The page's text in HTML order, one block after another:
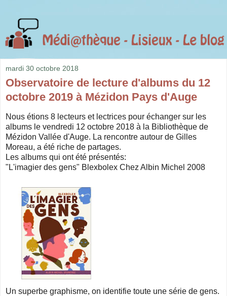
mardi 30 octobre 2018
Observatoire de lecture d'albums du 12
octobre 2019 à Mézidon Pays d'Auge
Nous étions 8 lecteurs et lectrices pour échanger sur les
albums le vendredi 12 octobre 2018 à la Bibliothèque de
Mézidon Vallée d'Auge. La rencontre autour de Gilles
Moreau, a été riche de partages.
Les albums qui ont été présentés:
"L'imagier des gens" Blexbolex Chez Albin Michel 2008
Un superbe graphisme, on identifie toute une série de gens.